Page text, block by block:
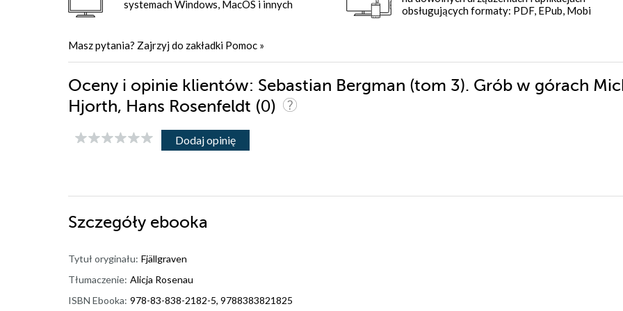
systemach Windows, MacOS i innych
obsługujących formaty: PDF, EPub, Mobi
Masz pytania? Zajrzyj do zakładki Pomoc »
Oceny i opinie klientów: Sebastian Bergman (tom 3). Grób w górach
Hjorth, Hans Rosenfeldt (0)
Dodaj opinię
Szczegóły ebooka
Tytuł oryginału: Fjällgraven
Tłumaczenie: Alicja Rosenau
ISBN Ebooka: 978-83-838-2182-5, 9788383821825